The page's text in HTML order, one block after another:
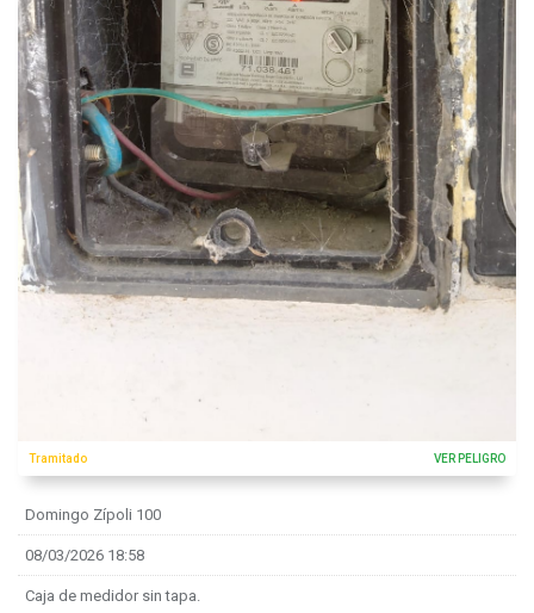
Tramitado VER PELIGRO
Domingo Zípoli 100
08/03/2026 18:58
Caja de medidor sin tapa.